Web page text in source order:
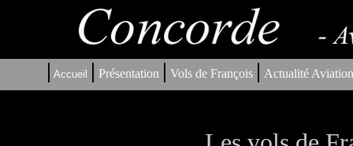
| Accueil | Présentation | Vols de François | Actualité